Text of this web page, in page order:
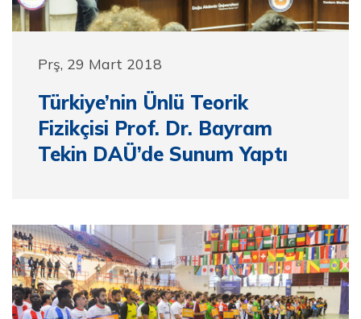
Prş, 29 Mart 2018
Türkiye’nin Ünlü Teorik
Fizikçisi Prof. Dr. Bayram
Tekin DAÜ’de Sunum Yaptı